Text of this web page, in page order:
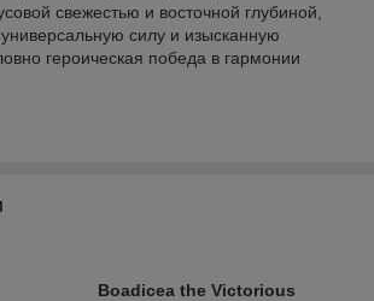
свежестью и восточной глубиной,
силу и изысканную
героическая победа в гармонии
Boadicea the Victorious